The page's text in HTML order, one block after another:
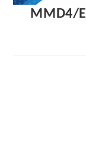
پمپ سانتریفیوژ چدنی آبارا MMD4/E